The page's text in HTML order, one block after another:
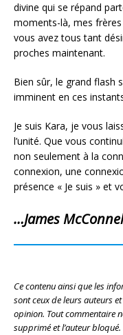
divine qui se répand
moments-là, mes
vous avez tous tant
proches maintenant.
Bien sûr, le grand flash
imminent en ces
Je suis Kara, je vous
l’unité. Que vous
non seulement à la
connexion, une
présence « Je suis » et
…James
Ce contenu ainsi que les
sont ceux de leurs auteurs
opinion. Tout commentaire
supprimé et l’auteur bloqué.